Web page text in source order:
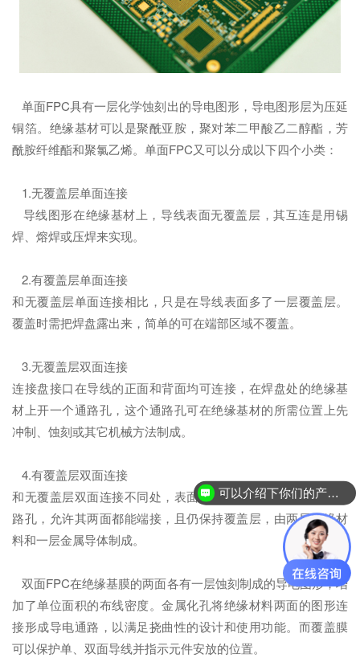
单面FPC具有一层化学蚀刻出的导电图形，导电图形层为压延
铜箔。绝缘基材可以是聚酰亚胺，聚对苯二甲酸乙二醇酯，芳
酰胺纤维酯和聚氯乙烯。单面FPC又可以分成以下四个小类：
1.无覆盖层单面连接
导线图形在绝缘基材上，导线表面无覆盖层，其互连是用锡
焊、熔焊或压焊来实现。
2.有覆盖层单面连接
和无覆盖层单面连接相比，只是在导线表面多了一层覆盖层。
覆盖时需把焊盘露出来，简单的可在端部区域不覆盖。
3.无覆盖层双面连接
连接盘接口在导线的正面和背面均可连接，在焊盘处的绝缘基
材上开一个通路孔，这个通路孔可在绝缘基材的所需位置上先
冲制、蚀刻或其它机械方法制成。
4.有覆盖层双面连接
和无覆盖层双面连接不同处，表面有一层覆盖层，覆盖层有通
路孔，允许其两面都能端接，且仍保持覆盖层，由两层绝缘材
料和一层金属导体制成。
双面FPC在绝缘基膜的两面各有一层蚀刻制成的导电图形，增
加了单位面积的布线密度。金属化孔将绝缘材料两面的图形连
接形成导电通路，以满足挠曲性的设计和使用功能。而覆盖膜
可以保护单、双面导线并指示元件安放的位置。
可以介绍下你们的产品么？